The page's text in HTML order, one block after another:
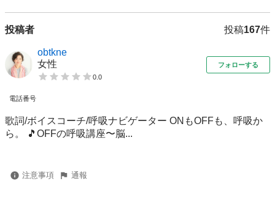
投稿者 投稿167件
obtkne
女性
0.0
フォローする
電話番号
歌詞/ボイスコーチ/呼吸ナビゲーター ONもOFFも、呼吸か
ら。 🎵OFFの呼吸講座〜脳...
注意事項 通報